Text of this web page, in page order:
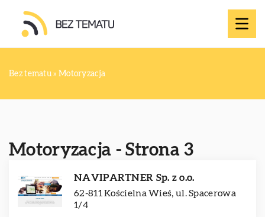
Bez tematu » Motoryzacja
Motoryzacja - Strona 3
NAVIPARTNER Sp. z o.o.
62-811 Kościelna Wieś, ul. Spacerowa
1/4